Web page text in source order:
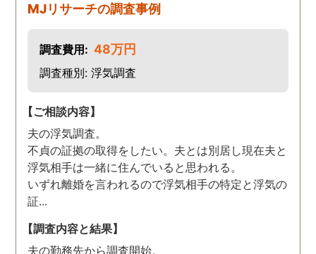
MJリサーチの調査事例
調査費用: 48万円
調査種別: 浮気調査
【ご相談内容】
夫の浮気調査。
不貞の証拠の取得をしたい。夫とは別居し現在夫と
浮気相手は一緒に住んでいると思われる。
いずれ離婚を言われるので浮気相手の特定と浮気の
証...
【調査内容と結果】
夫の勤務先から調査開始。